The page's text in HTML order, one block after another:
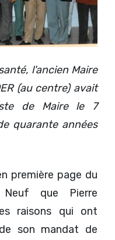
l'ancien Maire
(au centre) avait
de Maire le 7
quarante années
première page du
Neuf que Pierre
raisons qui ont
son mandat de